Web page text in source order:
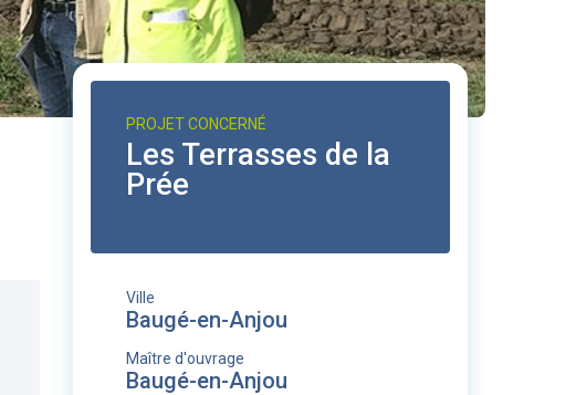
PROJET CONCERNÉ
Les Terrasses de la
Prée
Ville
Baugé-en-Anjou
Maître d'ouvrage
Baugé-en-Anjou